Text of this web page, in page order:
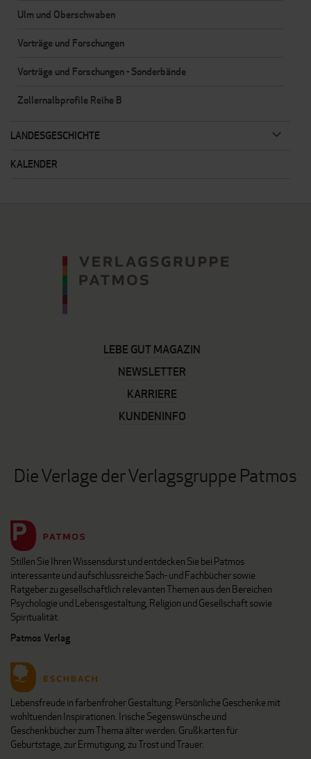
Ulm und Oberschwaben
Vorträge und Forschungen
Vorträge und Forschungen - Sonderbände
Zollernalbprofile Reihe B
LANDESGESCHICHTE
KALENDER
LEBE GUT MAGAZIN
NEWSLETTER
KARRIERE
KUNDENINFO
Die Verlage der Verlagsgruppe Patmos
Stillen Sie Ihren Wissensdurst und entdecken Sie bei Patmos
interessante und aufschlussreiche Sach- und Fachbücher sowie
Ratgeber zu gesellschaftlich relevanten Themen aus den Bereichen
Psychologie und Lebensgestaltung, Religion und Gesellschaft sowie
Spiritualität.
Patmos Verlag
Lebensfreude in farbenfroher Gestaltung: Persönliche Geschenke mit
wohltuenden Inspirationen. Irische Segenswünsche und
Geschenkbücher zum Thema älter werden. Grußkarten für
Geburtstage, zur Ermutigung, zu Trost und Trauer.